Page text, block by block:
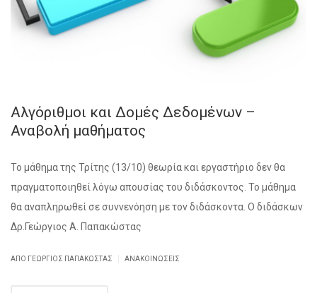
Αλγόριθμοι και Δομές Δεδομένων –
Αναβολή μαθήματος
Το μάθημα της Τρίτης (13/10) θεωρία και εργαστήριο δεν θα
πραγματοποιηθεί λόγω απουσίας του διδάσκοντος. Το μάθημα
θα αναπληρωθεί σε συννενόηση με τον διδάσκοντα. Ο διδάσκων
Δρ.Γεώργιος Α. Παπακώστας
ΑΠΌ ΓΕΏΡΓΙΟΣ ΠΑΠΑΚΏΣΤΑΣ ΑΝΑΚΟΙΝΏΣΕΙΣ